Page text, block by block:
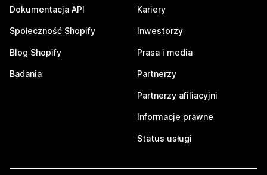
Dokumentacja API
Społeczność Shopify
Blog Shopify
Badania
Kariery
Inwestorzy
Prasa i media
Partnerzy
Partnerzy afiliacyjni
Informacje prawne
Status usługi